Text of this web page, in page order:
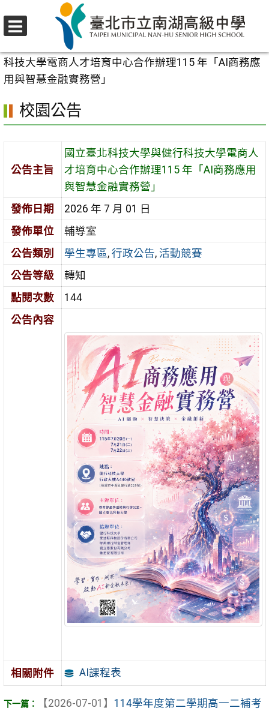
至
要
內
校園公告
科技大學電商人才培育中心合作辦理115 年「AI商務應
用與智慧金融實務營」
校園公告
公告主旨
國立臺北科技大學與健行科技大學電商人
才培育中心合作辦理115 年「AI商務應用
與智慧金融實務營」
發佈日期
2026 年 7 月 01 日
發佈單位
輔導室
公告類別
學生專區, 行政公告, 活動競賽
公告等級
轉知
點閱次數
144
公告內容
相關附件 AI課程表
【2026-07-01】 114學年度第二學期高一二補考
選
單